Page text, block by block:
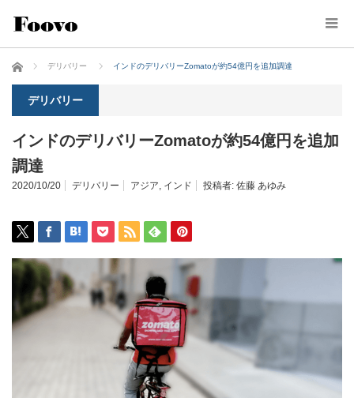
ホーム デリバリー インドのデリバリーZomatoが約54億円を追加調達
デリバリー
インドのデリバリーZomatoが約54億円を追加
調達
2020/10/20 デリバリー アジア, インド 投稿者: 佐藤 あゆみ